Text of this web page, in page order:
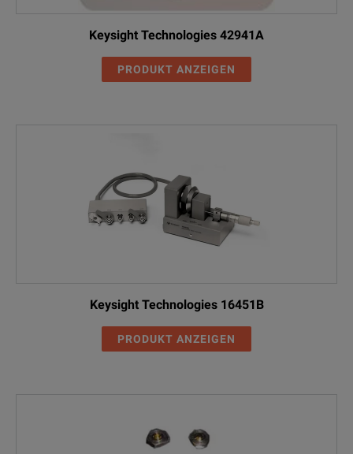
Keysight Technologies 42941A
PRODUKT ANZEIGEN
Keysight Technologies 16451B
PRODUKT ANZEIGEN